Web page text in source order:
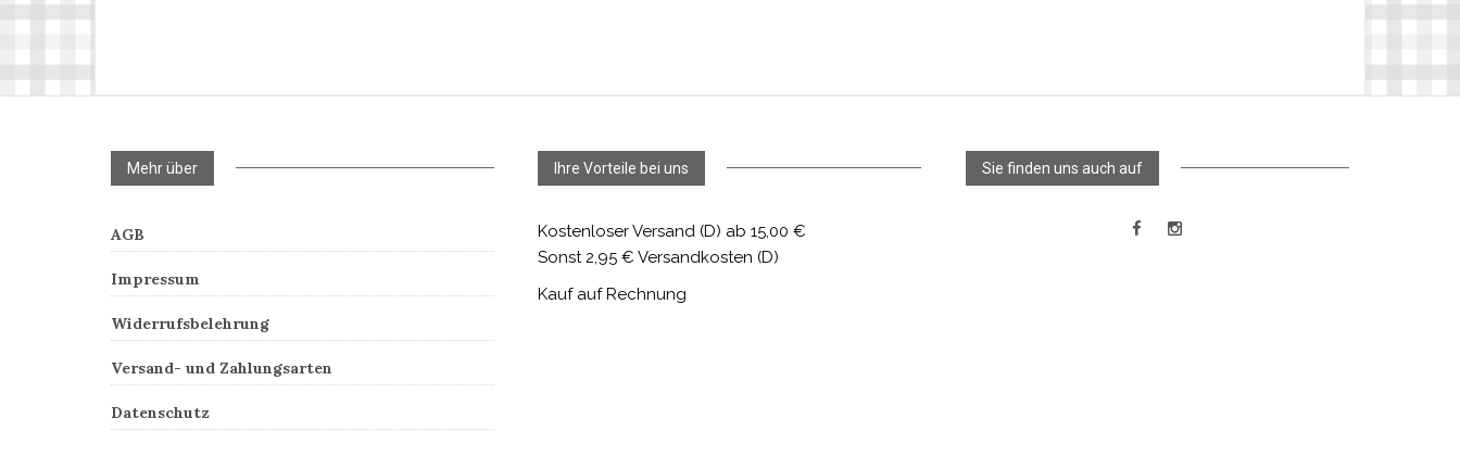
Mehr über
AGB
Impressum
Widerrufsbelehrung
Versand- und Zahlungsarten
Datenschutz
Ihre Vorteile bei uns
Kostenloser Versand (D) ab 15,00 €
Sonst 2,95 € Versandkosten (D)
Kauf auf Rechnung
Sie finden uns auch auf